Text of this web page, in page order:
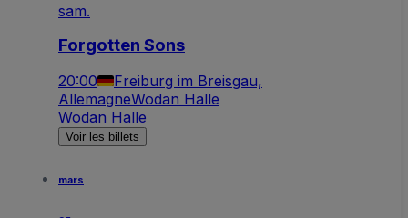
sam.
Forgotten Sons
20:00
Freiburg im Breisgau,
AllemagneWodan Halle
Wodan Halle
Voir les billets
mars